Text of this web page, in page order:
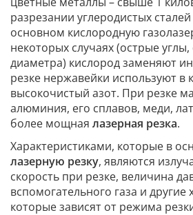
разрезании углеродистых
основном кислородную
некоторых случаях (острые
диаметра) кислород заменяют
резке нержавейки используют в
высокочистый азот. При резке
алюминия, его сплавов, меди,
более мощная лазерная резка.
Характеристиками, которые в
лазерную резку, являются
скорость при резке, величина
вспомогательного газа и другие
которые зависят от режима